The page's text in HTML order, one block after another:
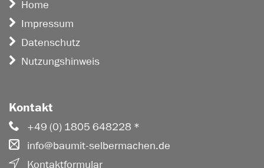
Home
Impressum
Datenschutz
Nutzungshinweis
Kontakt
+49 (0) 1805 648228 *
info@baumit-selbermachen.de
Kontaktformular